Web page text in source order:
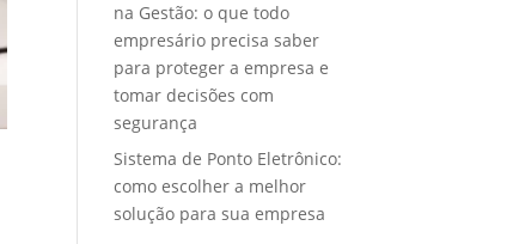
na Gestão: o que todo
empresário precisa saber
para proteger a empresa e
tomar decisões com
segurança
Sistema de Ponto Eletrônico:
como escolher a melhor
solução para sua empresa